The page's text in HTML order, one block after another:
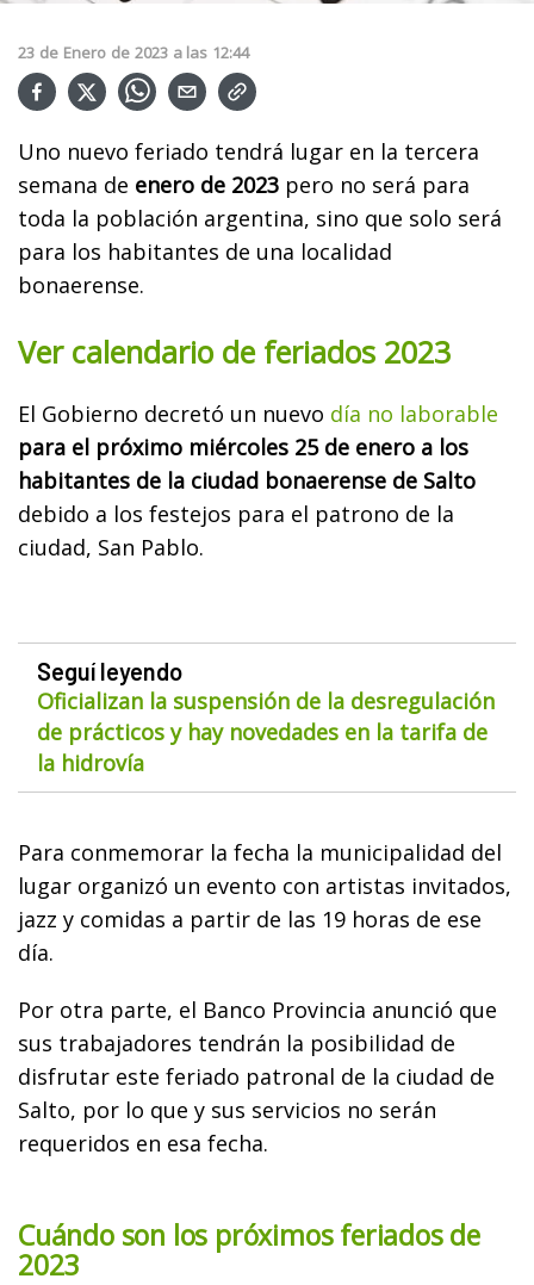
23 de Enero de 2023 a las 12:44
Uno nuevo feriado tendrá lugar en la tercera
semana de enero de 2023 pero no será para
toda la población argentina, sino que solo será
para los habitantes de una localidad
bonaerense.
Ver calendario de feriados 2023
El Gobierno decretó un nuevo día no laborable
para el próximo miércoles 25 de enero a los
habitantes de la ciudad bonaerense de Salto
debido a los festejos para el patrono de la
ciudad, San Pablo.
Seguí leyendo
Oficializan la suspensión de la desregulación
de prácticos y hay novedades en la tarifa de
la hidrovía
Para conmemorar la fecha la municipalidad del
lugar organizó un evento con artistas invitados,
jazz y comidas a partir de las 19 horas de ese
día.
Por otra parte, el Banco Provincia anunció que
sus trabajadores tendrán la posibilidad de
disfrutar este feriado patronal de la ciudad de
Salto, por lo que y sus servicios no serán
requeridos en esa fecha.
Cuándo son los próximos feriados de
2023